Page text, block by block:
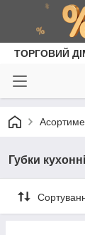
ТОРГОВИЙ
Губки кухонні